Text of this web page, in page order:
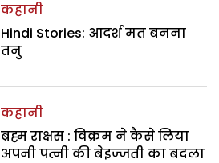
कहानी
Hindi Stories: आदर्श मत बनना
तनु
कहानी
ब्रह्म राक्षस : विक्रम ने कैसे लिया
अपनी पत्नी की बेइज्जती का बदला